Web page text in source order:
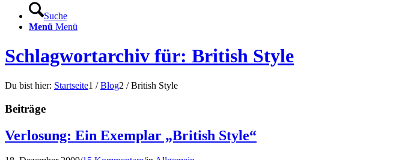
Suche
Menü Menü
Schlagwortarchiv für: British Style
Du bist hier: Startseite1 / Blog2 / British Style
Beiträge
Verlosung: Ein Exemplar „British Style“